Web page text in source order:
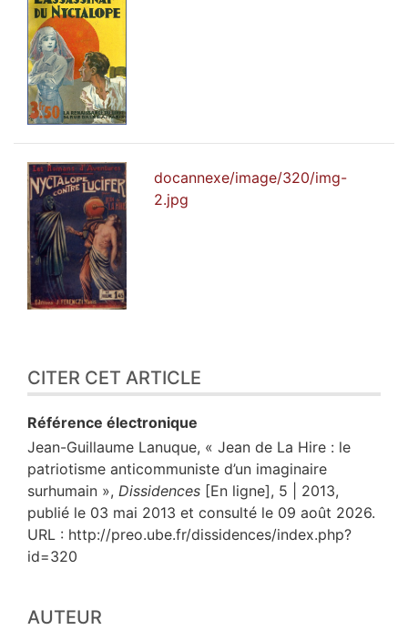
docannexe/image/320/img-
2.jpg
CITER CET ARTICLE
Référence électronique
Jean-Guillaume Lanuque, « Jean de La Hire : le
patriotisme anticommuniste d’un imaginaire
surhumain », Dissidences [En ligne], 5 | 2013,
publié le 03 mai 2013 et consulté le 09 août 2026.
URL : http://preo.ube.fr/dissidences/index.php?
id=320
AUTEUR